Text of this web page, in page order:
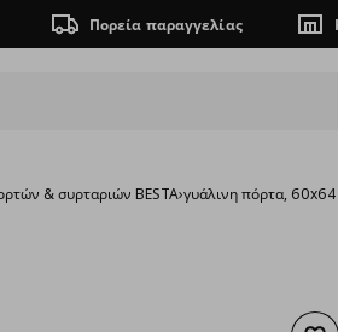
Πορεία παραγγελίας
& συρταριών BESTA›γυάλινη πόρτα, 60x64